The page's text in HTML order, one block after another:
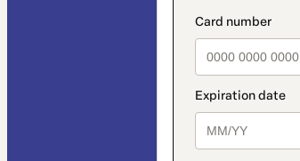
method